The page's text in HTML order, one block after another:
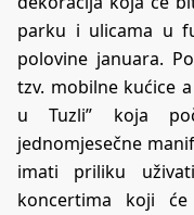
parku i ulicama u
polovine januara.
tzv. mobilne kućice
u Tuzli” koja
jednomjesečne
imati priliku
koncertima koji